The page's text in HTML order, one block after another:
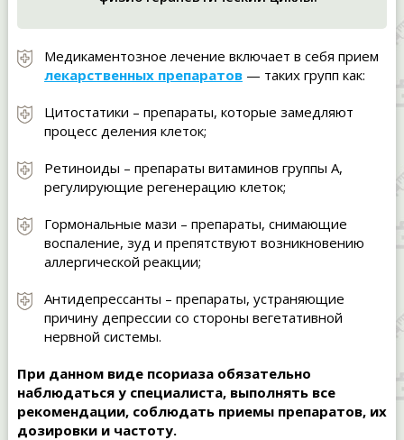
Медикаментозное лечение включает в себя прием
лекарственных препаратов— таких групп как:
Цитостатики – препараты, которые замедляют
процесс деления клеток;
Ретиноиды – препараты витаминов группы А,
регулирующие регенерацию клеток;
Гормональные мази – препараты, снимающие
воспаление, зуд и препятствуют возникновению
аллергической реакции;
Антидепрессанты – препараты, устраняющие
причину депрессии со стороны вегетативной
нервной системы.
При данном виде псориаза обязательно
наблюдаться у специалиста, выполнять все
рекомендации, соблюдать приемы препаратов, их
дозировки и частоту.